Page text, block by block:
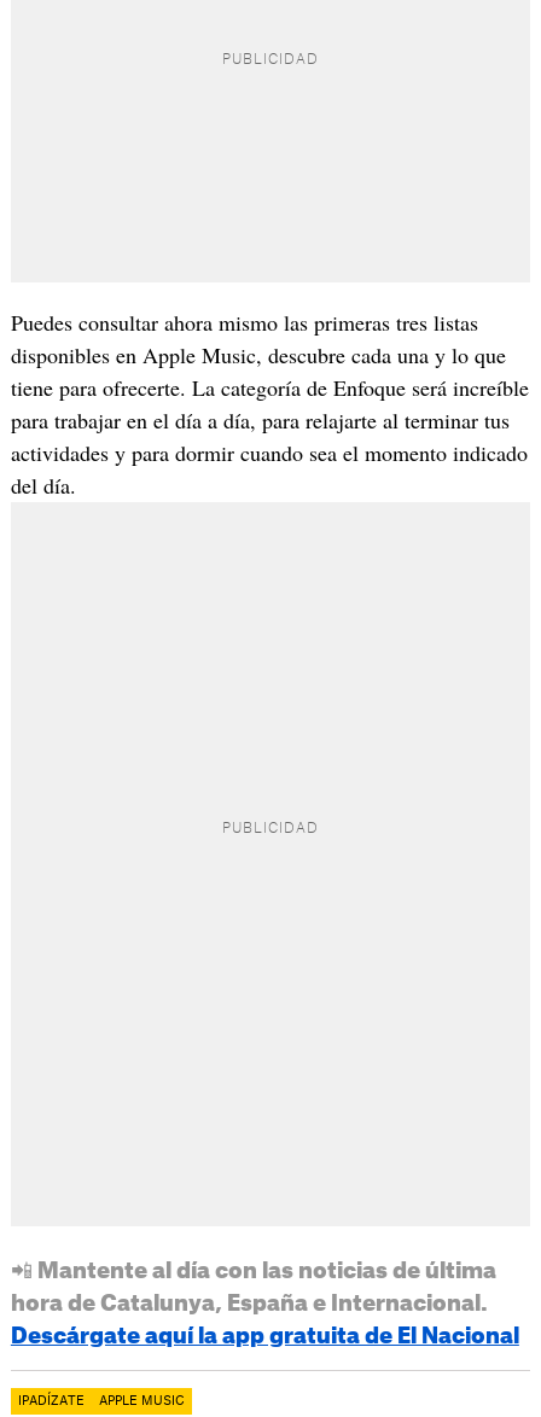
Puedes consultar ahora mismo las primeras tres listas
disponibles en Apple Music, descubre cada una y lo que
tiene para ofrecerte. La categoría de Enfoque será increíble
para trabajar en el día a día, para relajarte al terminar tus
actividades y para dormir cuando sea el momento indicado
del día.
📲 Mantente al día con las noticias de última
hora de Catalunya, España e Internacional.
Descárgate aquí la app gratuita de El Nacional
IPADÍZATE APPLE MUSIC